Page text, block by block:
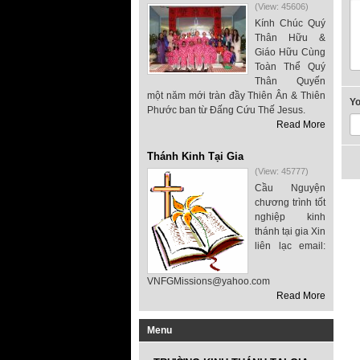
(View: 45606)
Kính Chúc Quý
Thân Hữu &
Giáo Hữu Cùng
Toàn Thể Quý
Thân Quyến
một năm mới tràn đầy Thiên Ân & Thiên
Phước ban từ Đấng Cứu Thế Jesus.
Read More
Thánh Kinh Tại Gia
(View: 45777)
Cầu Nguyện
chương trình tốt
nghiệp kinh
thánh tại gia Xin
liên lạc email:
VNFGMissions@yahoo.com
Read More
Menu